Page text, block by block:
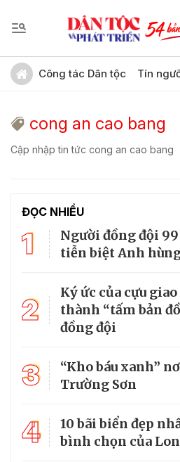
Công tác Dân tộc Tín
cong an cao bang
Cập nhập tin tức cong an cao bang
ĐỌC NHIỀU
1
Người đồng đội
tiễn biệt Anh hùng
2
Ký ức của cựu
thành “tấm bản
đồng đội
3
“Kho báu xanh”
Trường Sơn
4
10 bãi biển đẹp
bình chọn của